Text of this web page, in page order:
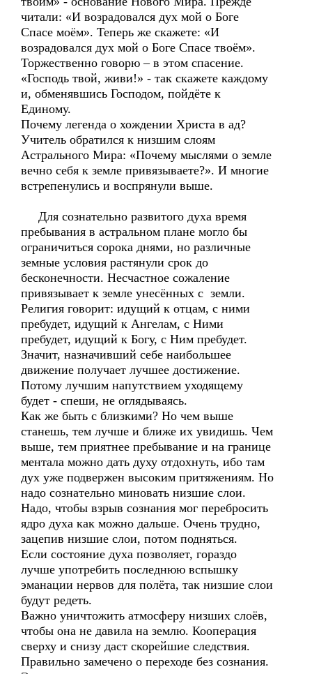
читали: «И возрадовался дух мой о Боге
Спасе моём». Теперь же скажете: «И
возрадовался дух мой о Боге Спасе твоём».
Торжественно говорю – в этом спасение.
«Господь твой, живи!» - так скажете каждому
и, обменявшись Господом, пойдёте к
Единому.
Почему легенда о хождении Христа в ад?
Учитель обратился к низшим слоям
Астрального Мира: «Почему мыслями о земле
вечно себя к земле привязываете?». И многие
встрепенулись и воспрянули выше.
Для сознательно развитого духа время
пребывания в астральном плане могло бы
ограничиться сорока днями, но различные
земные условия растянули срок до
бесконечности. Несчастное сожаление
привязывает к земле унесённых с земли.
Религия говорит: идущий к отцам, с ними
пребудет, идущий к Ангелам, с Ними
пребудет, идущий к Богу, с Ним пребудет.
Значит, назначивший себе наибольшее
движение получает лучшее достижение.
Потому лучшим напутствием уходящему
будет - спеши, не оглядываясь.
Как же быть с близкими? Но чем выше
станешь, тем лучше и ближе их увидишь. Чем
выше, тем приятнее пребывание и на границе
ментала можно дать духу отдохнуть, ибо там
дух уже подвержен высоким притяжениям. Но
надо сознательно миновать низшие слои.
Надо, чтобы взрыв сознания мог перебросить
ядро духа как можно дальше. Очень трудно,
зацепив низшие слои, потом подняться.
Если состояние духа позволяет, гораздо
лучше употребить последнюю вспышку
эманации нервов для полёта, так низшие слои
будут редеть.
Важно уничтожить атмосферу низших слоёв,
чтобы она не давила на землю. Кооперация
сверху и снизу даст скорейшие следствия.
Правильно замечено о переходе без сознания.